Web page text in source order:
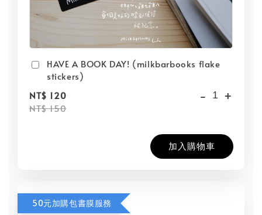
HAVE A BOOK DAY! (milkbarbooks flake
stickers)
NT$ 120
NT$ 150
- +
加入購物車
50元加購包書膜服務